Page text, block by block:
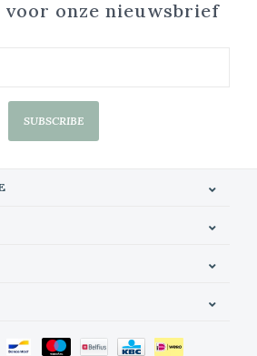
onze nieuwsbrief
SUBSCRIBE